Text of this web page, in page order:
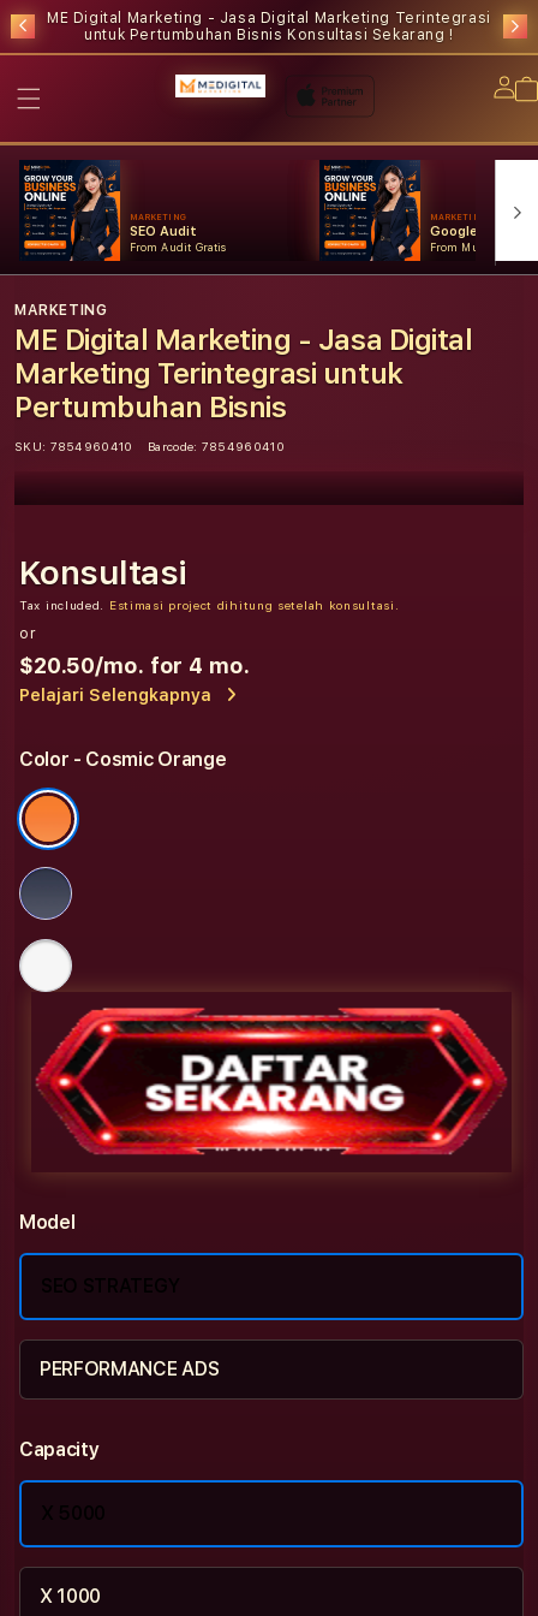
ME Digital Marketing - Jasa Digital Marketing Terintegrasi
untuk Pertumbuhan Bisnis Konsultasi Sekarang !
MARKETING
SEO Audit
From Audit Gratis
MARKETING
Google Ads
From Mulai
MARKETING
ME Digital Marketing - Jasa Digital
Marketing Terintegrasi untuk
Pertumbuhan Bisnis
SKU: 7854960410 Barcode: 7854960410
Konsultasi
Tax included. Estimasi project dihitung setelah konsultasi.
or
$20.50/mo. for 4 mo.
Pelajari Selengkapnya
Color - Cosmic Orange
Model
SEO STRATEGY
PERFORMANCE ADS
Capacity
X 5000
X 1000